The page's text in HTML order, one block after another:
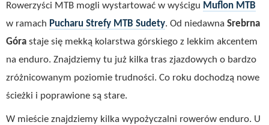
Rowerzyści MTB mogli wystartować w wyścigu Muflon MTB
w ramach Pucharu Strefy MTB Sudety. Od niedawna Srebrna
Góra staje się mekką kolarstwa górskiego z lekkim akcentem
na enduro. Znajdziemy tu już kilka tras zjazdowych o bardzo
zróżnicowanym poziomie trudności. Co roku dochodzą nowe
ścieżki i poprawione są stare.
W mieście znajdziemy kilka wypożyczalni rowerów enduro. U